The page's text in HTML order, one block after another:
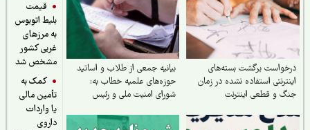
قیمت
بلیط اتوبوس
به مرزهای
غربی کشور
مشخص شد
کمک به
تأمین مالی
یا واردات
برگشت بسته‌های
استفاده نشده در زمان
و قطعی اینترنت
بیانیه جمعی از طلاب و اساتید
حوزه‌های علمیه خطاب به:
شورای امنیت ملی و رئیس
پزشکیان